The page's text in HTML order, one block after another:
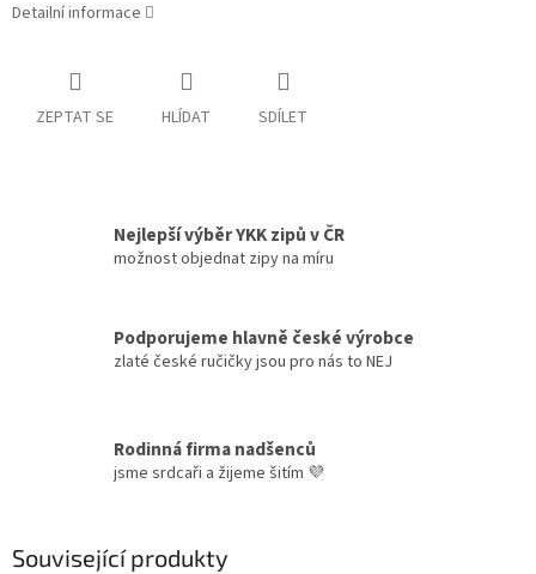
Detailní informace
ZEPTAT SE HLÍDAT SDÍLET
Nejlepší výběr YKK zipů v ČR
možnost objednat zipy na míru
Podporujeme hlavně české výrobce
zlaté české ručičky jsou pro nás to NEJ
Rodinná firma nadšenců
jsme srdcaři a žijeme šitím 💜
Související produkty